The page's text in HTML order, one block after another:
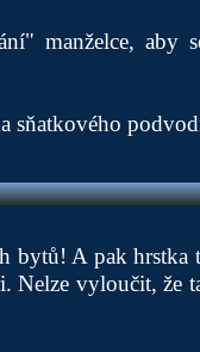
manželce, aby
sňatkového
bytů! A pak hrstka
Nelze vyloučit, že